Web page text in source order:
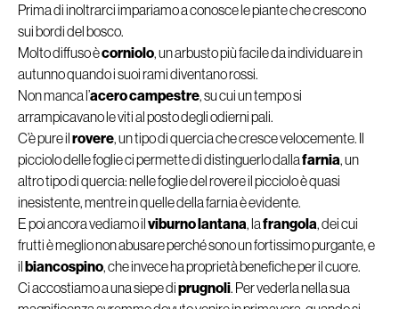
Prima di inoltrarci impariamo a conosce le piante che crescono
sui bordi del bosco.
Molto diffuso ècorniolo, un arbusto più facile da individuare in
autunno quando i suoi rami diventano rossi.
Non manca l’acero campestre, su cui un tempo si
arrampicavano le viti al posto degli odierni pali.
C’è pure ilrovere, un tipo di quercia che cresce velocemente. Il
picciolo delle foglie ci permette di distinguerlo dallafarnia, un
altro tipo di quercia: nelle foglie del rovere il picciolo è quasi
inesistente, mentre in quelle della farnia è evidente.
E poi ancora vediamo ilviburno lantana, lafrangola, dei cui
frutti è meglio non abusare perché sono un fortissimo purgante, e
ilbiancospino, che invece ha proprietà benefiche per il cuore.
Ci accostiamo a una siepe diprugnoli. Per vederla nella sua